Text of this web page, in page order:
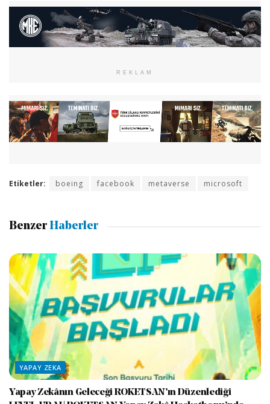
REKLAM
Etiketler: boeing facebook metaverse microsoft
Benzer Haberler
YAPAY ZEKA
Yapay Zekânın Geleceği ROKETSAN’ın Düzenlediği